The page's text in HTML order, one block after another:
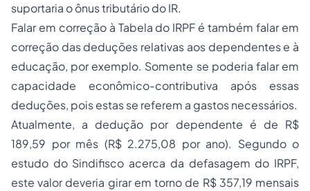
suportaria o ônus tributário do IR.
Falar em correção à Tabela do IRPF é também falar em
correção das deduções relativas aos dependentes e à
educação, por exemplo. Somente se poderia falar em
capacidade econômico-contributiva após essas
deduções, pois estas se referem a gastos necessários.
Atualmente, a dedução por dependente é de R$
189,59 por mês (R$ 2.275,08 por ano). Segundo o
estudo do Sindifisco acerca da defasagem do IRPF,
este valor deveria girar em torno de R$ 357,19 mensais